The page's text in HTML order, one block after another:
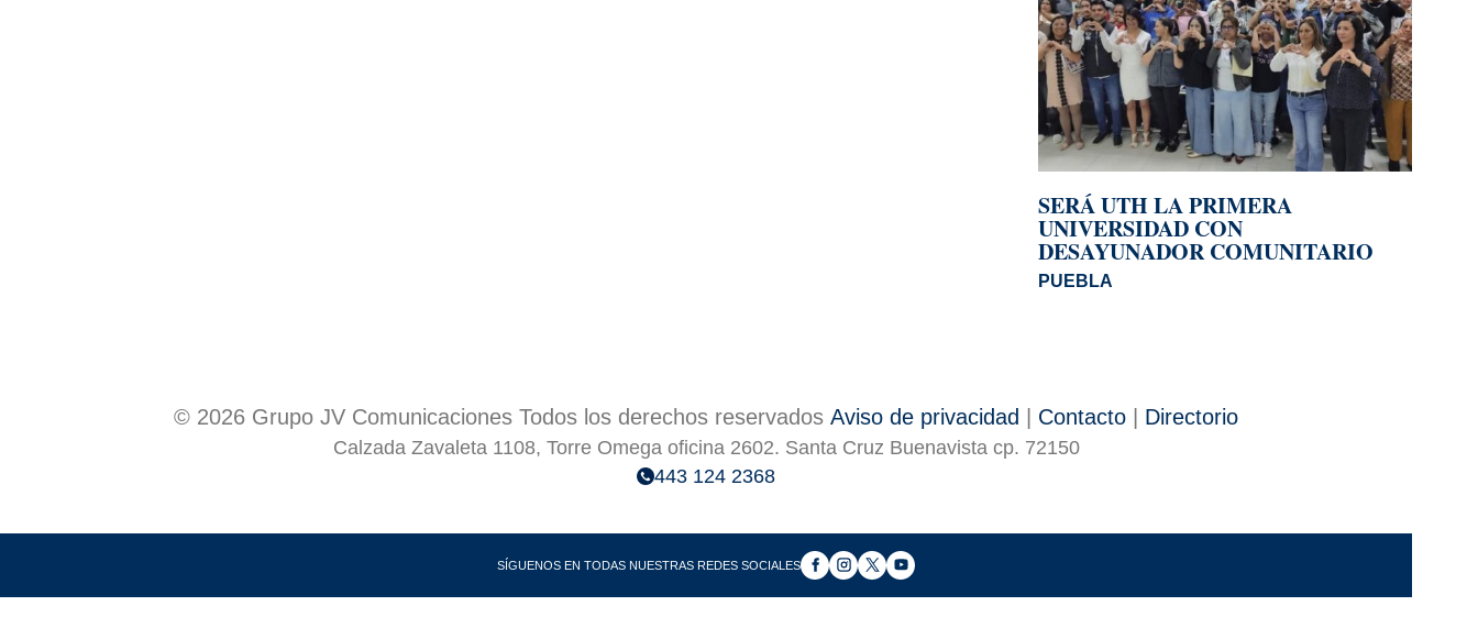
SERÁ UTH LA PRIMERA
UNIVERSIDAD CON
DESAYUNADOR COMUNITARIO
PUEBLA
© 2026 Grupo JV Comunicaciones Todos los derechos reservados Aviso de privacidad Contacto Directorio
Calzada Zavaleta 1108, Torre Omega oficina 2602. Santa Cruz Buenavista cp. 72150
443 124 2368
SÍGUENOS EN TODAS NUESTRAS REDES SOCIALES